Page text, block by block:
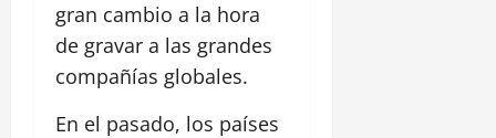
gran cambio a la hora
de gravar a las grandes
compañías globales.
En el pasado, los países